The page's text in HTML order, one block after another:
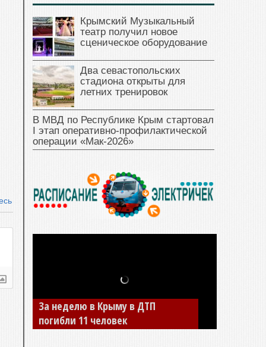
Крымский Музыкальный
театр получил новое
сценическое оборудование
Два севастопольских
стадиона открыты для
летних тренировок
В МВД по Республике Крым стартовал
I этап оперативно‑профилактической
операции «Мак‑2026»
За неделю в Крыму в ДТП
погибли 11 человек